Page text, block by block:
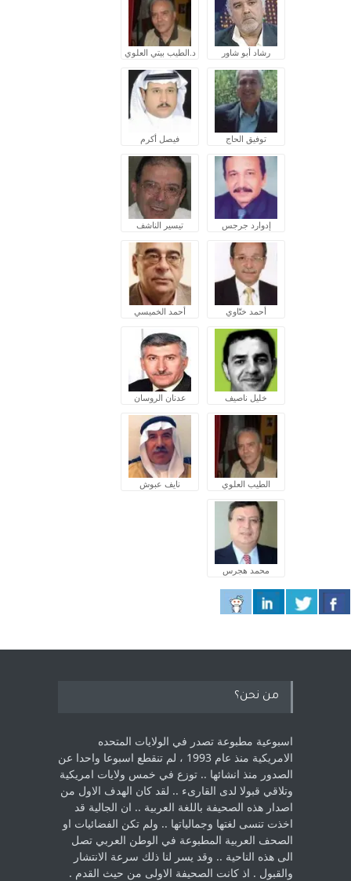
رشاد أبو شاور د.الطيب بيتي العلوي
توفيق الحاج فيصل أكرم
إدوارد جرجس تيسير الناشف
أحمد ختّاوي أحمد الخميسي
خليل ناصيف عدنان الروسان
الطيب العلوي نايف عبوش
محمد هجرس
من نحن؟
اسبوعية مطبوعة تصدر في الولايات المتحده
الامريكية منذ عام 1993 ، لم ‏تنقطع اسبوعا واحدا عن
الصدور منذ انشائها .. توزع في خمس ولايات امريكية
‏وتلاقي قبولا لدى القارىء ..‏ لقد كان الهدف الاول من
اصدار هذه الصحيفة باللغة العربية .. ان الجالية قد
اخذت ‏تنسى لغتها وجمالياتها .. ولم تكن الفضائيات او
الصحف العربية المطبوعة في الوطن ‏العربي تصل
الى هذه الناحية .. وقد يسر لنا ذلك سرعة الانتشار
والقبول . اذ كانت ‏الصحيفة الاولى من حيث القدم . ‏